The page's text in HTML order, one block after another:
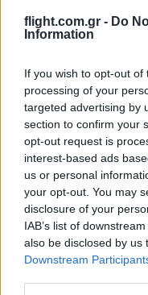
flight.com.gr - Do
Information
If you wish to opt-out
processing of your
targeted advertising by
section to confirm your
opt-out request is
interest-based ads
us or personal
your opt-out. You may
disclosure of your
IAB’s list of
also be disclosed by us
Downstream
Ροή
Ο Τραμπ
έλλειψη
εναντίον των
11:52
Δύο
στον νότιο